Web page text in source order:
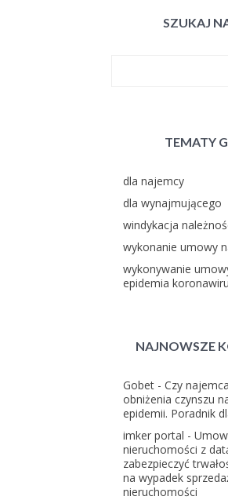
SZUKAJ
TEMATY
dla najemcy
dla wynajmującego
windykacja
wykonanie umowy
wykonywanie
epidemia
NAJNOWSZE
Gobet - Czy
obniżenia czynszu
epidemii. Poradnik
imker portal -
nieruchomości z
zabezpieczyć
na wypadek
nieruchomości